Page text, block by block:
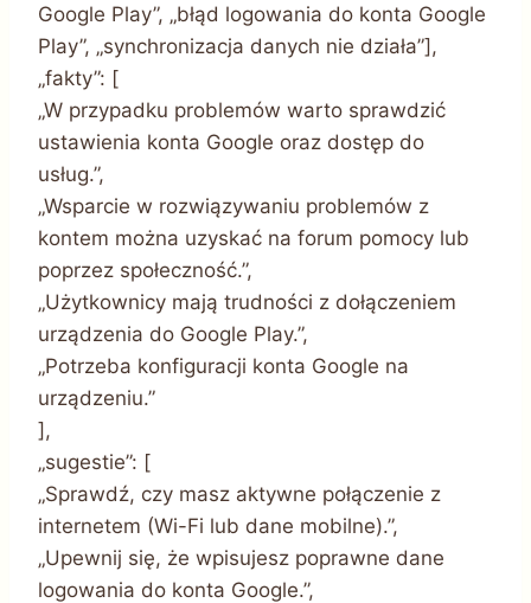
Google Play”, „błąd logowania do konta Google
Play”, „synchronizacja danych nie działa”],
„fakty”: [
„W przypadku problemów warto sprawdzić
ustawienia konta Google oraz dostęp do
usług.”,
„Wsparcie w rozwiązywaniu problemów z
kontem można uzyskać na forum pomocy lub
poprzez społeczność.”,
„Użytkownicy mają trudności z dołączeniem
urządzenia do Google Play.”,
„Potrzeba konfiguracji konta Google na
urządzeniu.”
],
„sugestie”: [
„Sprawdź, czy masz aktywne połączenie z
internetem (Wi-Fi lub dane mobilne).”,
„Upewnij się, że wpisujesz poprawne dane
logowania do konta Google.”,